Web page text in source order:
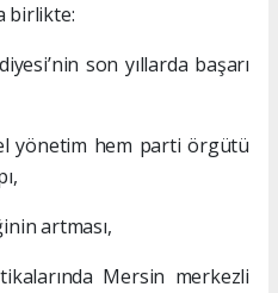
birlikte:
son yıllarda başarı
yönetim hem parti örgütü
artması,
Mersin merkezli